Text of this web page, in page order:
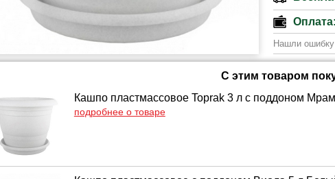
Оплата:
Нашли ошибку
С этим товаром
Кашпо пластмассовое Toprak 3 л с поддоном
подробнее о товаре